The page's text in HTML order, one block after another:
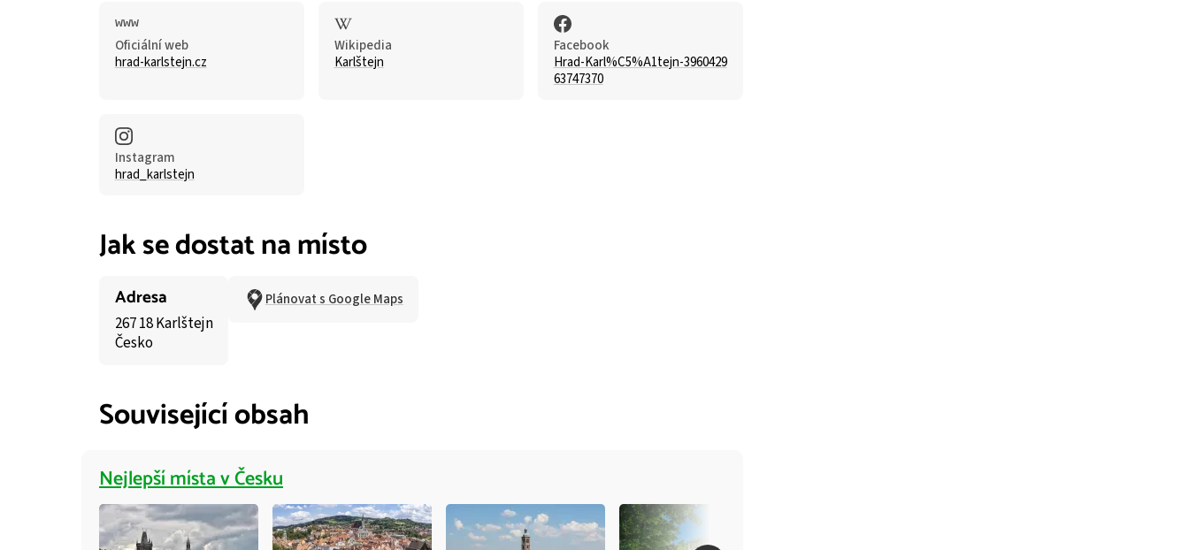
Oficiální web
hrad-karlstejn.cz
Wikipedia
Karlštejn
Facebook
Hrad-Karl%C5%A1tejn-3960429
63747370
Instagram
hrad_karlstejn
Jak se dostat na místo
Adresa
267 18 Karlštejn
Česko
Plánovat s Google Maps
Související obsah
Nejlepší místa v Česku